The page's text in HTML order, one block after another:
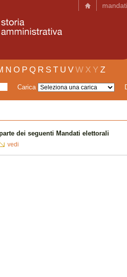
mandati
N O P Q R S T U V W X Y Z
Carica
dei seguenti Mandati elettorali
vedi